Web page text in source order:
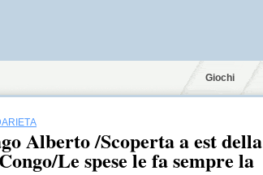
Giochi
Alberto /Scoperta a est della
Le spese le fa sempre la